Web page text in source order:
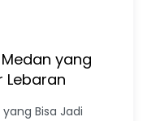
yang
Lebaran
Bisa Jadi